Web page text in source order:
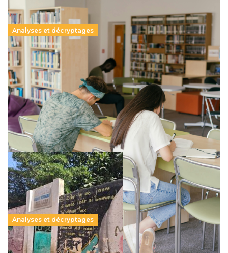
Analyses et décryptages
Supérieur privé : une dérive qui met à mal la
promesse républicaine
11 juillet 2026-
Le projet de loi sur la régulation de l’enseignement
supérieur privé met en lumière l’amplification d’un système
qui relègue l’acte pédagogique au superfétatoire, voire à…
Lire la suite →
Analyses et décryptages
258 millions d’enfants victimes de la guerre, des